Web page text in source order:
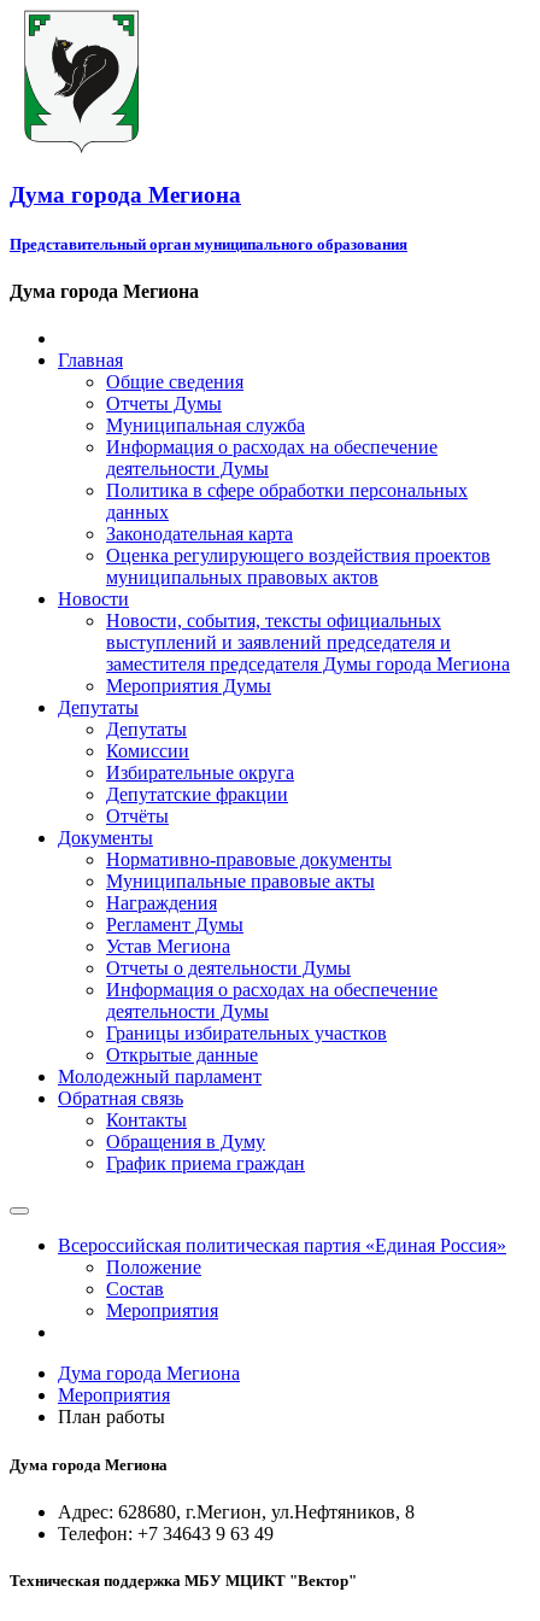
Дума города Мегиона
Представительный орган муниципального образования
Дума города Мегиона
Главная
Общие сведения
Отчеты Думы
Муниципальная служба
Информация о расходах на обеспечение
деятельности Думы
Политика в сфере обработки персональных
данных
Законодательная карта
Оценка регулирующего воздействия проектов
муниципальных правовых актов
Новости
Новости, события, тексты официальных
выступлений и заявлений председателя и
заместителя председателя Думы города Мегиона
Мероприятия Думы
Депутаты
Депутаты
Комиссии
Избирательные округа
Депутатские фракции
Отчёты
Документы
Нормативно-правовые документы
Муниципальные правовые акты
Награждения
Регламент Думы
Устав Мегиона
Отчеты о деятельности Думы
Информация о расходах на обеспечение
деятельности Думы
Границы избирательных участков
Открытые данные
Молодежный парламент
Обратная связь
Контакты
Обращения в Думу
График приема граждан
Всероссийская политическая партия «Единая Россия»
Положение
Состав
Мероприятия
Дума города Мегиона
Мероприятия
План работы
Дума города Мегиона
Адрес: 628680, г.Мегион, ул.Нефтяников, 8
Телефон: +7 34643 9 63 49
Техническая поддержка МБУ МЦИКТ "Вектор"